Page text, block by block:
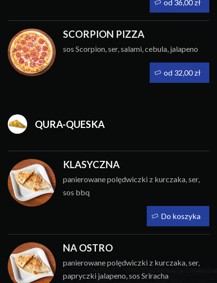
SCORPION PIZZA
sos Scorpion, ser, salami, cebula, jalapeno
QURA-QUESKA
KLASYCZNA
panierowane polędwiczki z kurczaka, ser,
sos bbq
NA OSTRO
panierowane polędwiczki z kurczaka, ser,
papryczki jalapeno, sos Sriracha